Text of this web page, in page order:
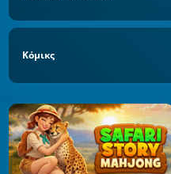
Κόμικς